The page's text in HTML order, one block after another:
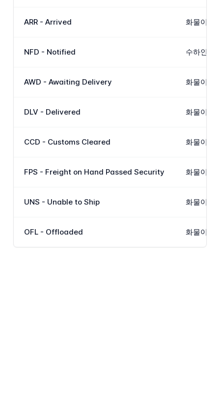
ARR - Arrived 화물이 목
NFD - Notified 수하인 또
AWD - Awaiting Delivery 화물이 목
DLV - Delivered 화물이 목
CCD - Customs Cleared 화물이 목
FPS - Freight on Hand Passed Security 화물이 검
UNS - Unable to Ship 화물이 예
OFL - Offloaded 화물이 적